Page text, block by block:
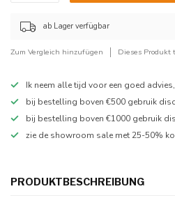
ab Lager verfügbar
Zum Vergleich hinzufügen Dieses Produkt
Ik neem alle tijd voor een goed
bij bestelling boven €500 gebruik
bij bestelling boven €1000 gebruik
zie de showroom sale met 25-50%
PRODUKTBESCHREIBUNG